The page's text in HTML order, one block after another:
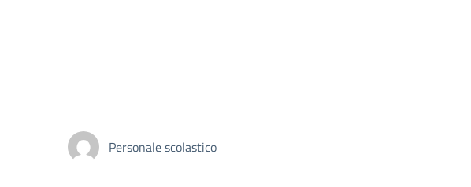
Personale scolastico